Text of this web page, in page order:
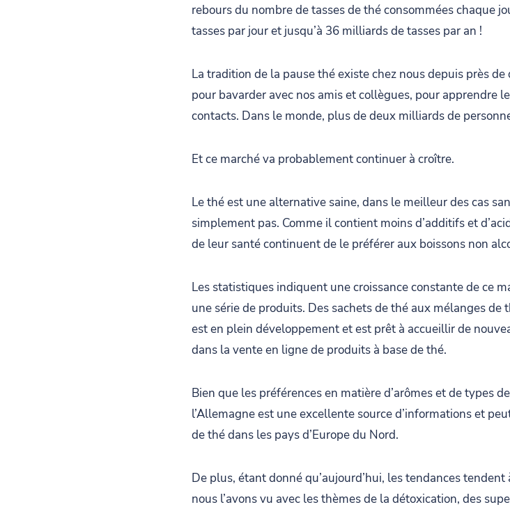
rebours du nombre de tasses de thé consommées chaque
tasses par jour et jusqu’à 36 milliards de tasses par an !
La tradition de la pause thé existe chez nous depuis près
pour bavarder avec nos amis et collègues, pour apprendre
contacts. Dans le monde, plus de deux milliards de
Et ce marché va probablement continuer à croître.
Le thé est une alternative saine, dans le meilleur des cas
simplement pas. Comme il contient moins d’additifs et
de leur santé continuent de le préférer aux boissons non
Les statistiques indiquent une croissance constante de ce
une série de produits. Des sachets de thé aux mélanges
est en plein développement et est prêt à accueillir de
dans la vente en ligne de produits à base de thé.
Bien que les préférences en matière d’arômes et de types
l’Allemagne est une excellente source d’informations et
de thé dans les pays d’Europe du Nord.
De plus, étant donné qu’aujourd’hui, les tendances
nous l’avons vu avec les thèmes de la détoxication, des